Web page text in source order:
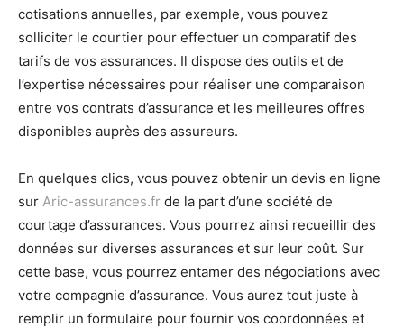
cotisations annuelles, par exemple, vous pouvez
solliciter le courtier pour effectuer un comparatif des
tarifs de vos assurances. Il dispose des outils et de
l’expertise nécessaires pour réaliser une comparaison
entre vos contrats d’assurance et les meilleures offres
disponibles auprès des assureurs.
En quelques clics, vous pouvez obtenir un devis en ligne
sur Aric-assurances.fr de la part d’une société de
courtage d’assurances. Vous pourrez ainsi recueillir des
données sur diverses assurances et sur leur coût. Sur
cette base, vous pourrez entamer des négociations avec
votre compagnie d’assurance. Vous aurez tout juste à
remplir un formulaire pour fournir vos coordonnées et